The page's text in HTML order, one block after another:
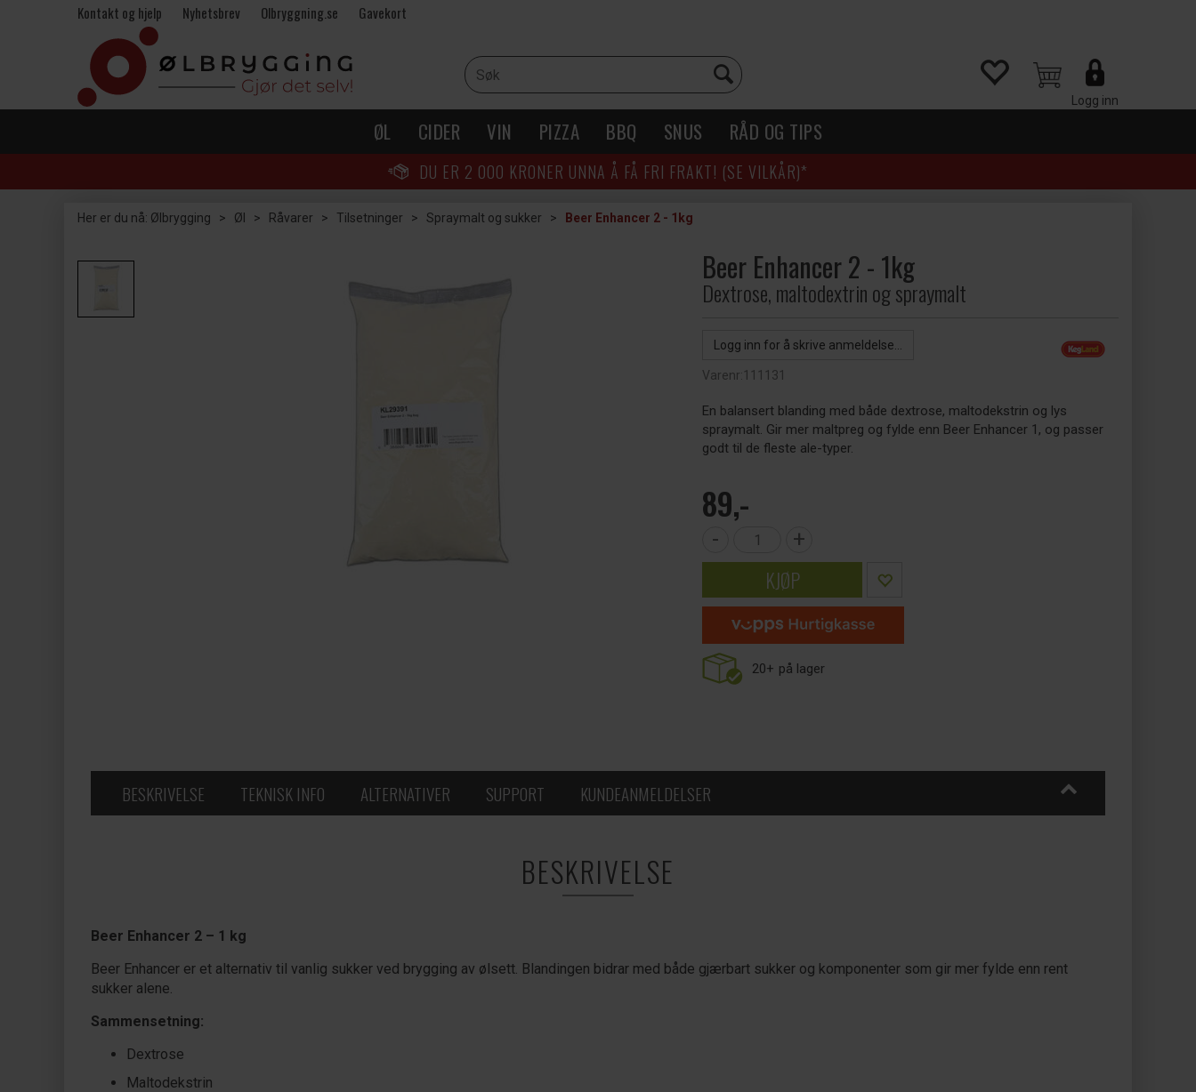
Kontakt og hjelp Nyhetsbrev Olbryggning.se Gavekort
Logg inn
ØL CIDER VIN PIZZA BBQ SNUS RÅD OG TIPS
DU ER 2 000 KRONER UNNA Å FÅ FRI FRAKT! (SE VILKÅR)*
Her er du nå: Ølbrygging > Øl > Råvarer > Tilsetninger > Spraymalt og sukker > Beer Enhancer 2 - 1kg
Beer Enhancer 2 - 1kg
Dextrose, maltodextrin og spraymalt
Logg inn for å skrive anmeldelse...
Varenr:111131
En balansert blanding med både dextrose, maltodekstrin og lys
spraymalt. Gir mer maltpreg og fylde enn Beer Enhancer 1, og passer
godt til de fleste ale-typer.
89,-
- +
KJØP
20+ på lager
BESKRIVELSE TEKNISK INFO ALTERNATIVER SUPPORT KUNDEANMELDELSER
BESKRIVELSE
Beer Enhancer 2 – 1 kg
Beer Enhancer er et alternativ til vanlig sukker ved brygging av ølsett. Blandingen bidrar med både gjærbart sukker og komponenter som gir mer fylde enn rent
sukker alene.
Sammensetning:
Dextrose
Maltodekstrin